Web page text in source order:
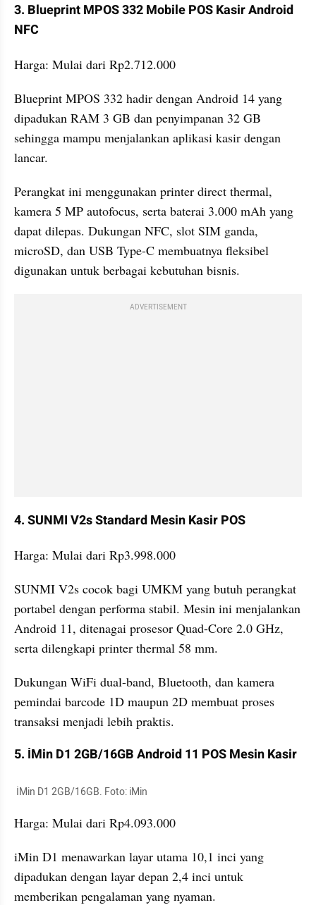
3. Blueprint MPOS 332 Mobile POS Kasir Android
NFC
Harga: Mulai dari Rp2.712.000
Blueprint MPOS 332 hadir dengan Android 14 yang
dipadukan RAM 3 GB dan penyimpanan 32 GB
sehingga mampu menjalankan aplikasi kasir dengan
lancar.
Perangkat ini menggunakan printer direct thermal,
kamera 5 MP autofocus, serta baterai 3.000 mAh yang
dapat dilepas. Dukungan NFC, slot SIM ganda,
microSD, dan USB Type-C membuatnya fleksibel
digunakan untuk berbagai kebutuhan bisnis.
ADVERTISEMENT
4. SUNMI V2s Standard Mesin Kasir POS
Harga: Mulai dari Rp3.998.000
SUNMI V2s cocok bagi UMKM yang butuh perangkat
portabel dengan performa stabil. Mesin ini menjalankan
Android 11, ditenagai prosesor Quad-Core 2.0 GHz,
serta dilengkapi printer thermal 58 mm.
Dukungan WiFi dual-band, Bluetooth, dan kamera
pemindai barcode 1D maupun 2D membuat proses
transaksi menjadi lebih praktis.
5. İMin D1 2GB/16GB Android 11 POS Mesin Kasir
İMin D1 2GB/16GB. Foto: iMin
Harga: Mulai dari Rp4.093.000
iMin D1 menawarkan layar utama 10,1 inci yang
dipadukan dengan layar depan 2,4 inci untuk
memberikan pengalaman yang nyaman.